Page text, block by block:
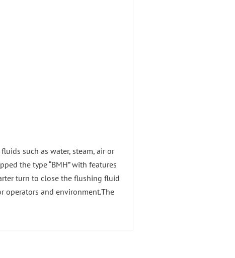
such as water, steam, air or
the type “BMH” with features
turn to close the flushing fluid
operators and environment.The